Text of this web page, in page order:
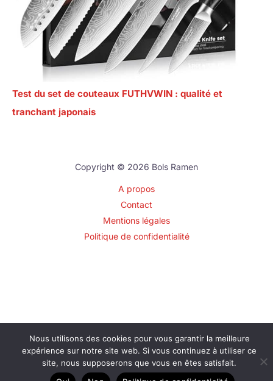
Test du set de couteaux FUTHVWIN : qualité et
tranchant japonais
Copyright © 2026 Bols Ramen
A propos
Contact
Mentions légales
Politique de confidentialité
Nous utilisons des cookies pour vous garantir la meilleure
expérience sur notre site web. Si vous continuez à utiliser ce
site, nous supposerons que vous en êtes satisfait.